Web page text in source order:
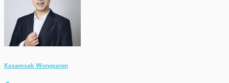
Kasamsak Wongsanin